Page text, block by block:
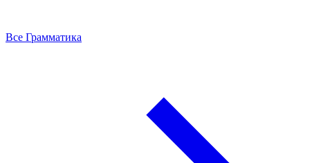
Все Грамматика